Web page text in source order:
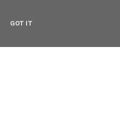
GOT IT